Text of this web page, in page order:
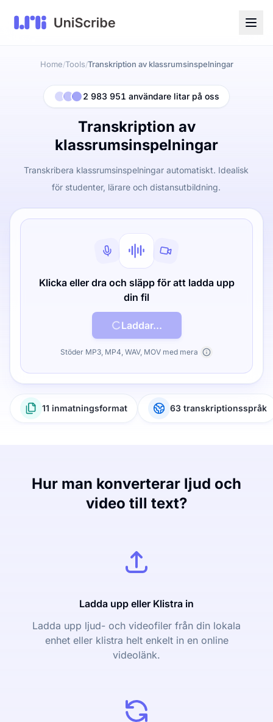
Home/Tools/Transkription av klassrumsinspelningar
2 983 951 användare litar på oss
Transkription av
klassrumsinspelningar
Transkribera klassrumsinspelningar automatiskt. Idealisk
för studenter, lärare och distansutbildning.
Klicka eller dra och släpp för att ladda upp
din fil
Laddar...
Stöder MP3, MP4, WAV, MOV med mera
11 inmatningsformat 63 transkriptionsspråk
Hur man konverterar ljud och
video till text?
Ladda upp eller Klistra in
Ladda upp ljud- och videofiler från din lokala
enhet eller klistra helt enkelt in en online
videolänk.